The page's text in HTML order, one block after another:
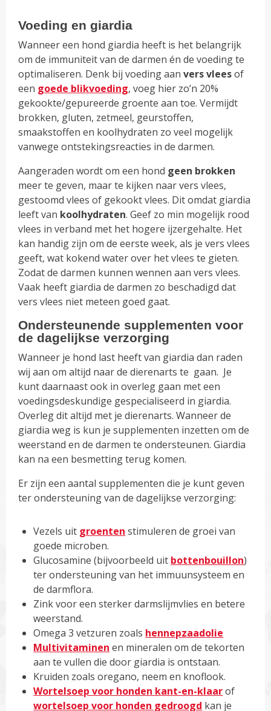
Voeding en giardia
Wanneer een hond giardia heeft is het belangrijk
om de immuniteit van de darmen én de voeding te
optimaliseren. Denk bij voeding aanvers vleesof
een goede blikvoeding, voeg hier zo’n 20%
gekookte/gepureerde groente aan toe. Vermijdt
brokken, gluten, zetmeel, geurstoffen,
smaakstoffen en koolhydraten zo veel mogelijk
vanwege ontstekingsreacties in de darmen.
Aangeraden wordt om een hond geen brokken
meer te geven, maar te kijken naar vers vlees,
gestoomd vlees of gekookt vlees. Dit omdat giardia
leeft van koolhydraten. Geef zo min mogelijk rood
vlees in verband met het hogere ijzergehalte. Het
kan handig zijn om de eerste week, als je vers vlees
geeft, wat kokend water over het vlees te gieten.
Zodat de darmen kunnen wennen aan vers vlees.
Vaak heeft giardia de darmen zo beschadigd dat
vers vlees niet meteen goed gaat.
Ondersteunende supplementen voor
de dagelijkse verzorging
Wanneer je hond last heeft van giardia dan raden
wij aan om altijd naar de dierenarts te gaan. Je
kunt daarnaast ook in overleg gaan met een
voedingsdeskundige gespecialiseerd in giardia.
Overleg dit altijd met je dierenarts. Wanneer de
giardia weg is kun je supplementen inzetten om de
weerstand en de darmen te ondersteunen. Giardia
kan na een besmetting terug komen.
Er zijn een aantal supplementen die je kunt geven
ter ondersteuning van de dagelijkse verzorging:
Vezels uit groenten stimuleren de groei van
goede microben.
Glucosamine (bijvoorbeeld uit bottenbouillon)
ter ondersteuning van het immuunsysteem en
de darmflora.
Zink voor een sterker darmslijmvlies en betere
weerstand.
Omega 3 vetzuren zoals hennepzaadolie
Multivitaminen en mineralen om de tekorten
aan te vullen die door giardia is ontstaan.
Kruiden zoals oregano, neem en knoflook.
Wortelsoep voor honden kant-en-klaarof
wortelsoep voor honden gedroogd kan je